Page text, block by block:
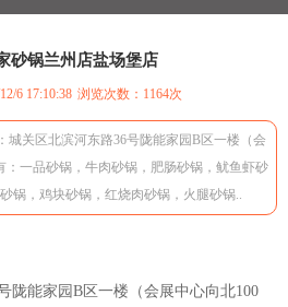
砂锅兰州店盐场堡店
6 17:10:38 浏览次数： 1164次
城关区北滨河东路36号陇能家园B区一楼（会
：一品砂锅，牛肉砂锅，肥肠砂锅，鱿鱼虾砂
锅，鸡块砂锅，红烧肉砂锅，火腿砂锅..
陇能家园B区一楼（会展中心向北100